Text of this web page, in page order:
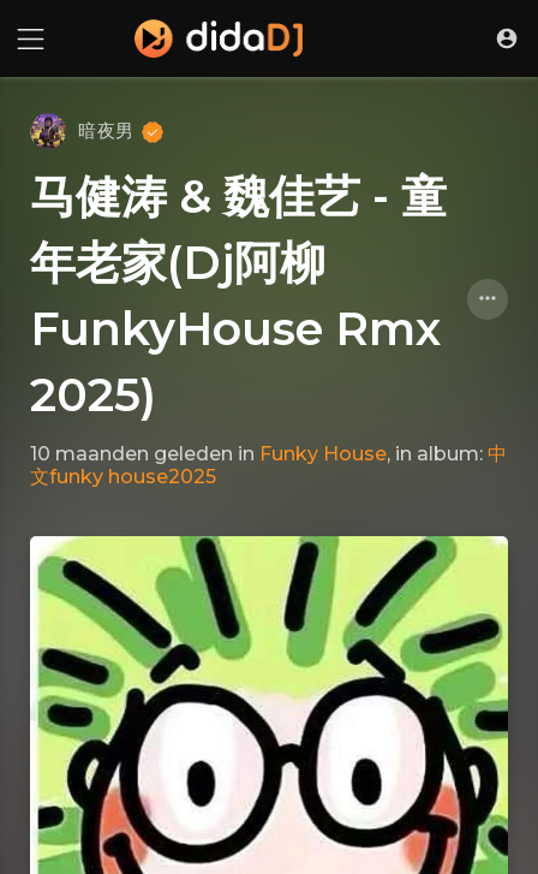
暗夜男
马健涛 & 魏佳艺 - 童
年老家(Dj阿柳
FunkyHouse Rmx
2025)
10 maanden geleden in Funky House, in album: 中
文funky house2025